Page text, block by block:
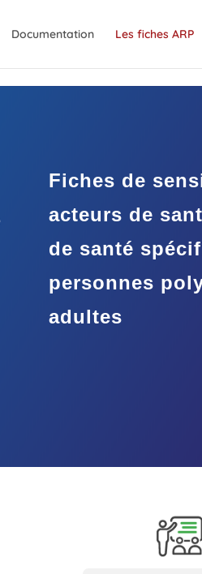
Documentation Les fiches ARP
Fiches de
acteurs de
de santé
personnes
adultes